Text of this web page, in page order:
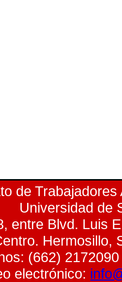
de
Universidad de
entre Blvd. Luis
Hermosillo,
(662)
electrónico: